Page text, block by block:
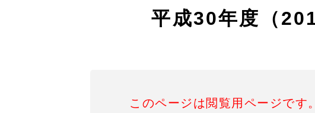
平成30年度（
このページは閲覧用ページです。